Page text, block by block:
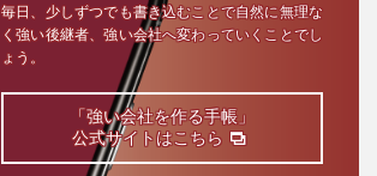
毎日、少しずつでも書き込むことで自然に無理な
く強い後継者、強い会社へ変わっていくことでし
ょう。
「強い会社を作る手帳」
公式サイトはこちら